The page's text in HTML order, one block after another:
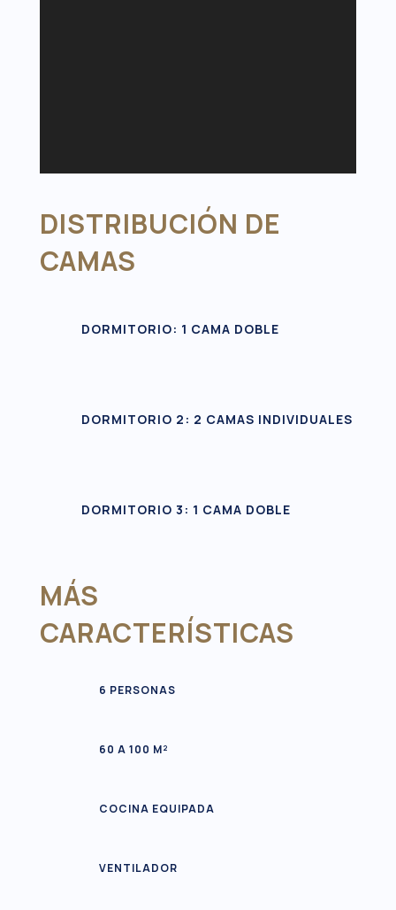
DISTRIBUCIÓN DE
CAMAS
DORMITORIO: 1 CAMA DOBLE
DORMITORIO 2: 2 CAMAS INDIVIDUALES
DORMITORIO 3: 1 CAMA DOBLE
MÁS
CARACTERÍSTICAS
6 PERSONAS
60 A 100 M²
COCINA EQUIPADA
VENTILADOR